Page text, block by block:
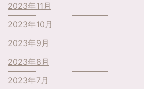
2023年11月
2023年10月
2023年9月
2023年8月
2023年7月